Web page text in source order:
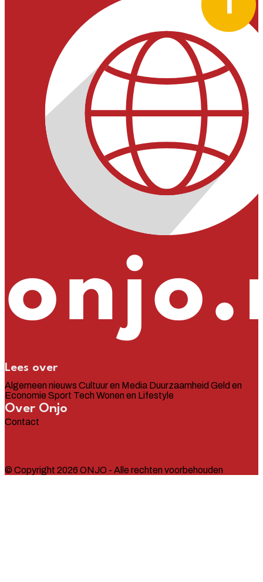
Lees over
Algemeen nieuws Cultuur en Media Duurzaamheid Geld en
Economie Sport Tech Wonen en Lifestyle
Over Onjo
Contact
© Copyright 2026 ONJO - Alle rechten voorbehouden